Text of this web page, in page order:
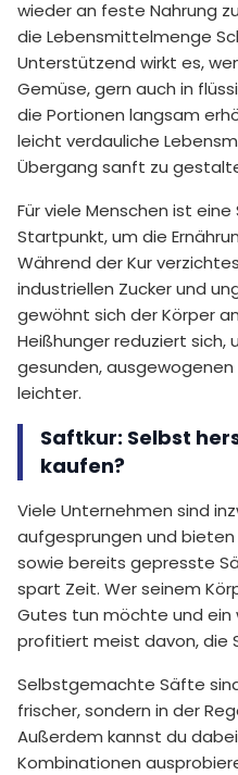
wieder an feste Nahrung
die Lebensmittelmenge
Unterstützend wirkt es,
Gemüse, gern auch in
die Portionen langsam
leicht verdauliche
Übergang sanft zu
Für viele Menschen ist
Startpunkt, um die
Während der Kur
industriellen Zucker und
gewöhnt sich der Körper
Heißhunger reduziert sich,
gesunden,
leichter.
Saftkur: Selbst
kaufen?
Viele Unternehmen sind
aufgesprungen und
sowie bereits gepresste
spart Zeit. Wer seinem
Gutes tun möchte und ein
profitiert meist davon, die
Selbstgemachte Säfte
frischer, sondern in der
Außerdem kannst du
Kombinationen